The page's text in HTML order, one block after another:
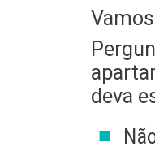
deva